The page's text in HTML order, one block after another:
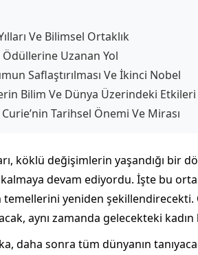
Ve Bilimsel Ortaklık
Uzanan Yol
Saflaştırılması Ve İkinci Nobel
Bilim Ve Dünya Üzerindeki Etkileri
Tarihsel Önemi Ve Mirası
köklü değişimlerin yaşandığı bir
kalmaya devam ediyordu. İşte bu
yeniden şekillendirecekti.
aynı zamanda gelecekteki
daha sonra tüm dünyanın